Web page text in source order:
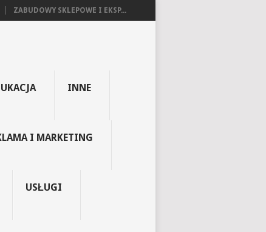
ZABUDOWY SKLEPOWE I EKSP...
INNE
I MARKETING
USŁUGI